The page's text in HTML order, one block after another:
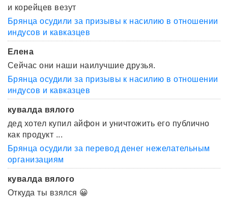
и корейцев везут
Брянца осудили за призывы к насилию в отношении
индусов и кавказцев
Елена
Сейчас они наши наилучшие друзья.
Брянца осудили за призывы к насилию в отношении
индусов и кавказцев
кувалда вялого
дед хотел купил айфон и уничтожить его публично
как продукт ...
Брянца осудили за перевод денег нежелательным
организациям
кувалда вялого
Откуда ты взялся 😀